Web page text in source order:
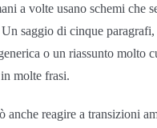
a volte usano schemi che
saggio di cinque paragrafi,
o un riassunto molto
molte frasi.
anche reagire a transizioni